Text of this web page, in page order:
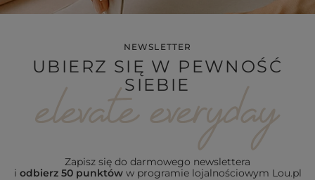
NEWSLETTER
UBIERZ SIĘ W PEWNOŚĆ
SIEBIE
Zapisz się do darmowego newslettera
i odbierz 50 punktóww programie lojalnościowym Lou.pl